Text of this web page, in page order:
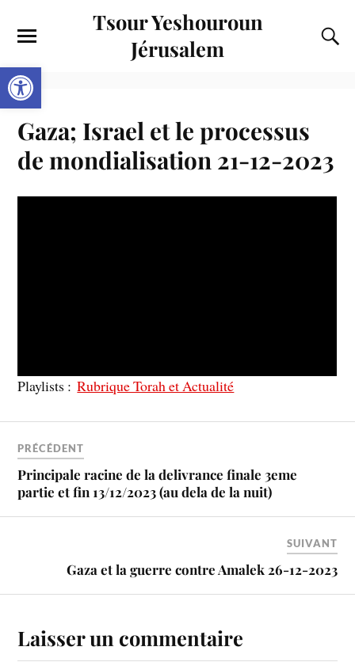
Ouvrir la barre d’outils
Tsour Yeshouroun
Jérusalem
Gaza; Israel et le processus
de mondialisation 21-12-2023
Playlists : Rubrique Torah et Actualité
PRÉCÉDENT
Principale racine de la delivrance finale 3eme
partie et fin 13/12/2023 (au dela de la nuit)
SUIVANT
Gaza et la guerre contre Amalek 26-12-2023
Laisser un commentaire